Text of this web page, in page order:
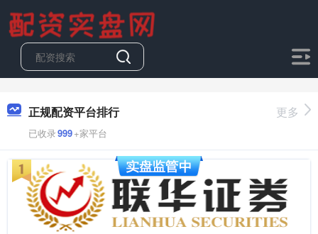
正规配资平台排行
已收录999+家平台
更多